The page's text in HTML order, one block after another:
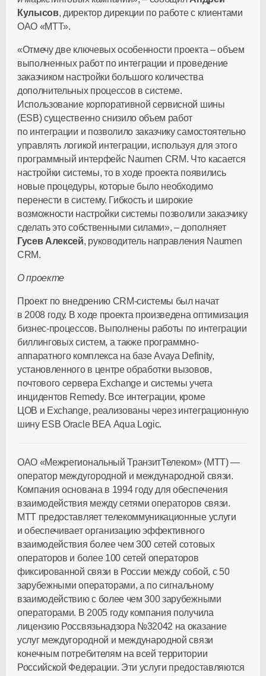
Кулысов, директор дирекции по работе с клиентами
ОАО «МТТ».
«Отмечу две ключевых особенности проекта – объем
выполненных работ по интеграции и проведение
заказчиком настройки большого количества
дополнительных процессов в системе.
Использование корпоративной сервисной шины
(ESB) существенно снизило объем работ
по интеграции и позволило заказчику самостоятельно
управлять логикой интеграции, используя для этого
программный интерфейс Naumen CRM. Что касается
настройки системы, то в ходе проекта появились
новые процедуры, которые было необходимо
перенести в систему. Гибкость и широкие
возможности настройки системы позволили заказчику
сделать это собственными силами», – дополняет
Гусев Алексей, руководитель направления Naumen
CRM.
О проекте
Проект по внедрению CRM-системы был начат
в 2008 году. В ходе проекта произведена оптимизация
бизнес-процессов. Выполнены работы по интеграции
биллинговых систем, а также программно-
аппаратного комплекса на базе Avaya Definity,
установленного в центре обработки вызовов,
почтового сервера Exchange и системы учета
инцидентов Remedy. Все интеграции, кроме
ЦОВ и Exchange, реализованы через интеграционную
шину ESB Oracle BEA Aqua Logic.
ОАО «Межрегиональный ТранзитТелеком» (МТТ) —
оператор междугородной и международной связи.
Компания основана в 1994 году для обеспечения
взаимодействия между сетями операторов связи.
МТТ предоставляет телекоммуникационные услуги
и обеспечивает организацию эффективного
взаимодействия более чем 300 сетей сотовых
операторов и более 100 сетей операторов
фиксированной связи в России между собой, с 50
зарубежными операторами, а по сигнальному
взаимодействию с более чем 300 зарубежными
операторами. В 2005 году компания получила
лицензию Россвязьнадзора №32042 на оказание
услуг междугородной и международной связи
конечным потребителям на всей территории
Российской Федерации. Эти услуги предоставляются